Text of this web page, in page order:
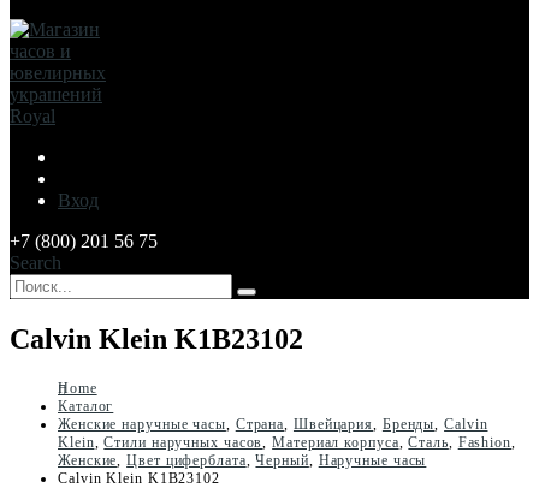
Вход
+7 (800) 201 56 75
Search
Calvin Klein K1B23102
Home
Каталог
Женские наручные часы, Страна, Швейцария, Бренды,Calvin
Klein,Стили наручных часов,Материал корпуса,Сталь, Fashion,
Женские,Цвет циферблата,Черный, Наручные часы
Calvin Klein K1B23102